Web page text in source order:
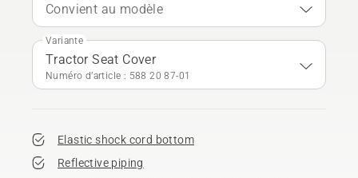
Convient au modèle
Variante
Tractor Seat Cover
Numéro d’article : 588 20 87‑01
Elastic shock cord bottom
Reflective piping